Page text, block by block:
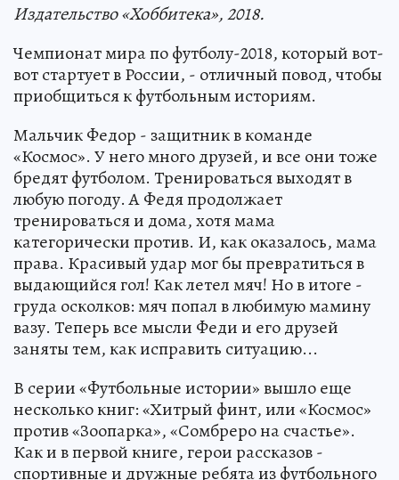
Издательство «Хоббитека», 2018.
Чемпионат мира по футболу-2018, который вот-
вот стартует в России, - отличный повод, чтобы
приобщиться к футбольным историям.
Мальчик Федор - защитник в команде
«Космос». У него много друзей, и все они тоже
бредят футболом. Тренироваться выходят в
любую погоду. А Федя продолжает
тренироваться и дома, хотя мама
категорически против. И, как оказалось, мама
права. Красивый удар мог бы превратиться в
выдающийся гол! Как летел мяч! Но в итоге -
груда осколков: мяч попал в любимую мамину
вазу. Теперь все мысли Феди и его друзей
заняты тем, как исправить ситуацию...
В серии «Футбольные истории» вышло еще
несколько книг: «Хитрый финт, или «Космос»
против «Зоопарка», «Сомбреро на счастье».
Как и в первой книге, герои рассказов -
спортивные и дружные ребята из футбольного